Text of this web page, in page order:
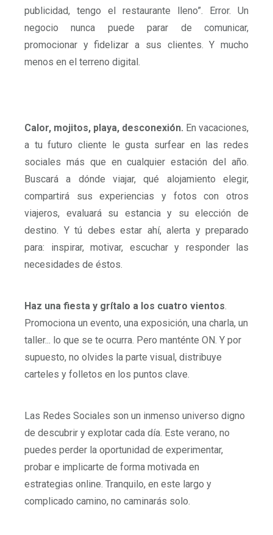
publicidad, tengo el restaurante lleno”. Error. Un
negocio nunca puede parar de comunicar,
promocionar y fidelizar a sus clientes. Y mucho
menos en el terreno digital.
Calor, mojitos, playa, desconexión. En vacaciones,
a tu futuro cliente le gusta surfear en las redes
sociales más que en cualquier estación del año.
Buscará a dónde viajar, qué alojamiento elegir,
compartirá sus experiencias y fotos con otros
viajeros, evaluará su estancia y su elección de
destino. Y tú debes estar ahí, alerta y preparado
para: inspirar, motivar, escuchar y responder las
necesidades de éstos.
Haz una fiesta y grítalo a los cuatro vientos.
Promociona un evento, una exposición, una charla, un
taller... lo que se te ocurra. Pero manténte ON. Y por
supuesto, no olvides la parte visual, distribuye
carteles y folletos en los puntos clave.
Las Redes Sociales son un inmenso universo digno
de descubrir y explotar cada día. Este verano, no
puedes perder la oportunidad de experimentar,
probar e implicarte de forma motivada en
estrategias online. Tranquilo, en este largo y
complicado camino, no caminarás solo.